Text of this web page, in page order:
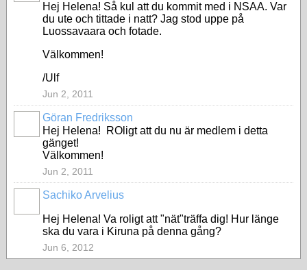
Hej Helena! Så kul att du kommit med i NSAA. Var
du ute och tittade i natt? Jag stod uppe på
Luossavaara och fotade.
Välkommen!
/Ulf
Jun 2, 2011
Göran Fredriksson
Hej Helena! ROligt att du nu är medlem i detta
gänget!
Välkommen!
Jun 2, 2011
Sachiko Arvelius
Hej Helena! Va roligt att "nät"träffa dig! Hur länge
ska du vara i Kiruna på denna gång?
Jun 6, 2012